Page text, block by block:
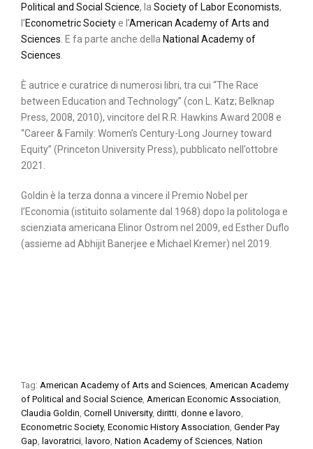
Political and Social Science, la Society of Labor Economists,
l’Econometric Societye l’American Academy of Arts and
Sciences . E fa parte anche della National Academy of
Sciences
È autrice e curatrice di numerosi libri, tra cui “The Race
between Education and Technology” (con L. Katz; Belknap
Press, 2008, 2010), vincitore del R.R. Hawkins Award 2008 e
“Career & Family: Women’s Century-Long Journey toward
Equity” (Princeton University Press), pubblicato nell’ottobre
2021.
Goldin è la terza donna a vincere il Premio Nobel per
l’Economia (istituito solamente dal 1968) dopo la politologa e
scienziata americana Elinor Ostrom nel 2009, ed Esther Duflo
(assieme ad Abhijit Banerjee e Michael Kremer) nel 2019.
Tag: American Academy of Arts and Sciences, American Academy
of Political and Social Science, American Economic Association,
Claudia Goldin, Cornell University, diritti, donne e lavoro,
Econometric Society, Economic History Association, Gender Pay
Gap, lavoratrici, lavoro, Nation Academy of Sciences, Nation